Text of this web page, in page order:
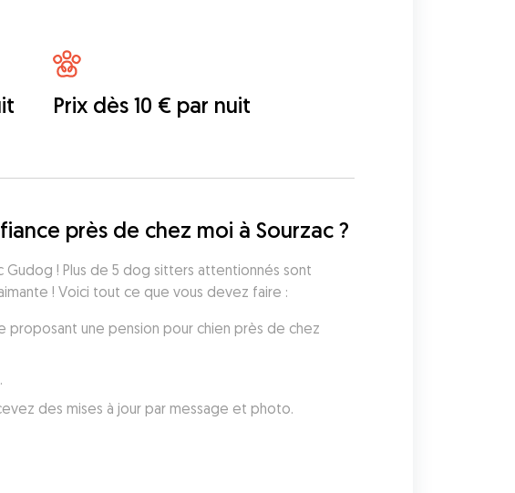
Prix dès 10 € par nuit
près de chez moi à Sourzac ?
Gudog ! Plus de 5 dog sitters attentionnés sont
! Voici tout ce que vous devez faire :
proposant une pension pour chien près de chez
des mises à jour par message et photo.